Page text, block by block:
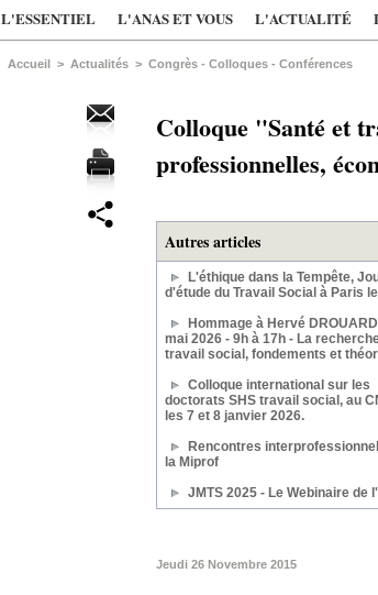
L'ESSENTIEL L'ANAS ET VOUS L'ACTUALITÉ
Accueil > Actualités > Congrès - Colloques - Conférences
Colloque "Santé et
professionnelles,
Autres articles
L'éthique dans la Tempête,
d'étude du Travail Social à Paris
Hommage à Hervé
mai 2026 - 9h à 17h - La
travail social, fondements et
Colloque international sur les
doctorats SHS travail social, au
les 7 et 8 janvier 2026.
Rencontres
la Miprof
JMTS 2025 - Le Webinaire de
Jeudi 26 Novembre 2015